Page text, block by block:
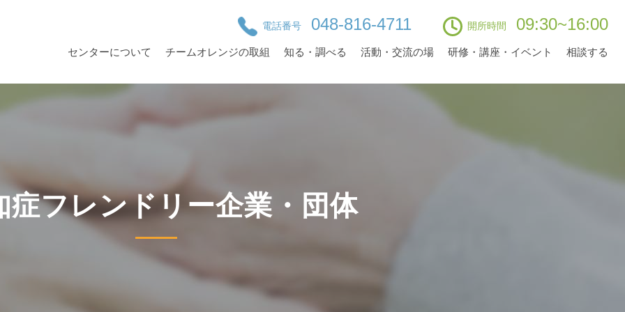
電話番号 048-816-4711 開所時間 09:30~16:00
センターについて チームオレンジの取組 知る・調べる 活動・交流の場 研修・講座・イベント 相談する
症フレンドリー企業・団体